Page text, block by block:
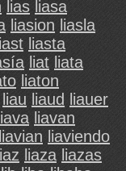
lias liasa
liasion liasla
liast liasta
liat liata
liaton
liau liaud
liauer
liava liavan
liavian liaviendo
liaz liaza liazas